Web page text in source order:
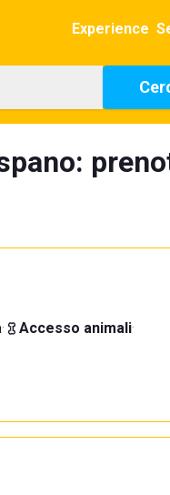
Experience
· Accesso animali·